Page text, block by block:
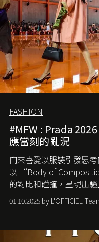
FASHION
#MFW : Prada
應當刻的亂況
向來喜愛以服裝引發思
以 “Body of
的對比和碰撞，呈現出
社會各種資訊、文化超載
01.10.2025 by L'OFFICIEL